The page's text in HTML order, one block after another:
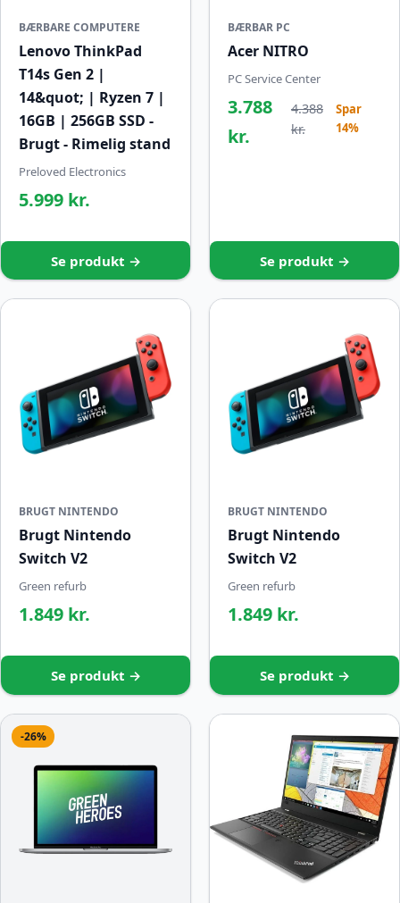
BÆRBARE COMPUTERE
Lenovo ThinkPad
T14s Gen 2 |
14&quot; | Ryzen 7 |
16GB | 256GB SSD -
Brugt - Rimelig stand
Preloved Electronics
5.999 kr.
Se produkt →
BÆRBAR PC
Acer NITRO
PC Service Center
3.788
kr.
4.388
kr.
Spar
14%
Se produkt →
BRUGT NINTENDO
Brugt Nintendo
Switch V2
Green refurb
1.849 kr.
Se produkt →
BRUGT NINTENDO
Brugt Nintendo
Switch V2
Green refurb
1.849 kr.
Se produkt →
-26%